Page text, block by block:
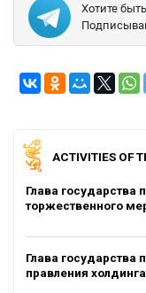
Хотите
ACTIVITIES OF
Глава государства
торжественного
Глава государства
правления